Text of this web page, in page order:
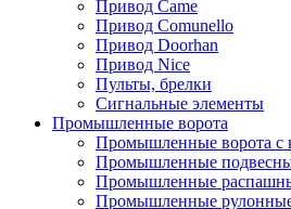
Привод Came
Привод Comunello
Привод Doorhan
Привод Nice
Пульты, брелки
Сигнальные элементы
Промышленные ворота
Промышленные ворота с
Промышленные
Промышленные
Промышленные рулонные